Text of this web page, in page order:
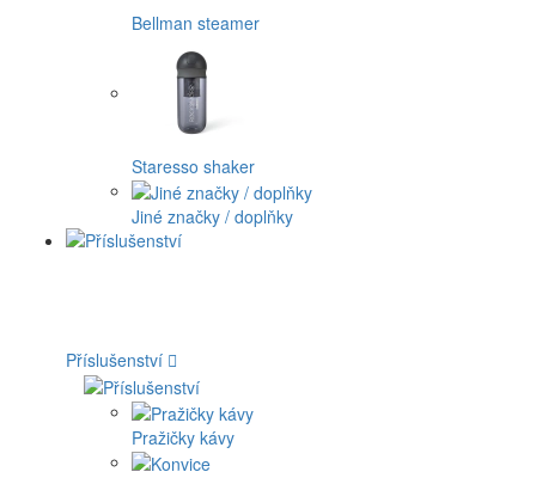
Bellman steamer
Staresso shaker
Jiné značky / doplňky
Příslušenství
Pražičky kávy